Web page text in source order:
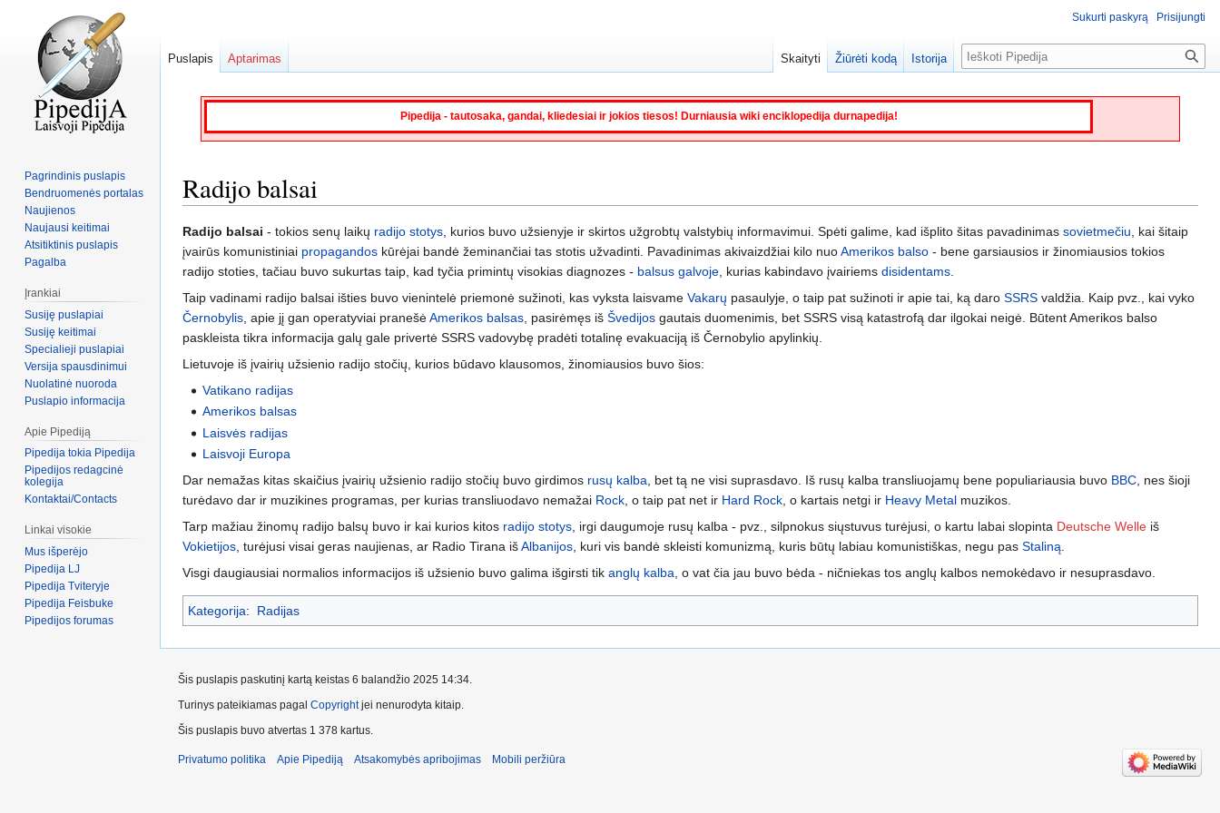
Pipedija - tautosaka, gandai, kliedesiai ir jokios tiesos! Durniausia wiki enciklopedija durnapedija!
Radijo balsai
Jump
to
navigation
Jump
to
search
Radijo balsai - tokios senų laikų radijo stotys , kurios buvo užsienyje ir skirtos užgrobtų valstybių informavimui. Spėti galime, kad išplito šitas pavadinimas sovietmečiu , kai šitaip
įvairūs komunistiniai propagandos kūrėjai bandė žeminančiai tas stotis užvadinti. Pavadinimas akivaizdžiai kilo nuoAmerikos balso - bene garsiausios ir žinomiausios tokios
radijo stoties, tačiau buvo sukurtas taip, kad tyčia primintų visokias diagnozes - balsus galvoje , kurias kabindavo įvairiems disidentams
Taip vadinami radijo balsai išties buvo vienintelė priemonė sužinoti, kas vyksta laisvame Vakarų pasaulyje, o taip pat sužinoti ir apie tai, ką daro SSRS valdžia. Kaip pvz., kai vyko
Černobylis , apie jį gan operatyviai pranešėAmerikos balsas , pasirėmęs iš Švedijos gautais duomenimis, bet SSRS visą katastrofą dar ilgokai neigė. Būtent Amerikos balso
paskleista tikra informacija galų gale privertė SSRS vadovybę pradėti totalinę evakuaciją iš Černobylio apylinkių.
Lietuvoje iš įvairių užsienio radijo stočių, kurios būdavo klausomos, žinomiausios buvo šios:
Vatikano radijas
Amerikos balsas
Laisvės radijas
Laisvoji Europa
Dar nemažas kitas skaičius įvairių užsienio radijo stočių buvo girdimos rusų kalba , bet tą ne visi suprasdavo. Iš rusų kalba transliuojamų bene populiariausia buvo BBC , nes šioji
turėdavo dar ir muzikines programas, per kurias transliuodavo nemažai Rock , o taip pat net ir Hard Rock , o kartais netgi ir Heavy Metal muzikos.
Tarp mažiau žinomų radijo balsų buvo ir kai kurios kitos radijo stotys , irgi daugumoje rusų kalba - pvz., silpnokus siųstuvus turėjusi, o kartu labai slopinta Deutsche Welle iš
Vokietijos , turėjusi visai geras naujienas, ar Radio Tirana išAlbanijos , kuri vis bandė skleisti komunizmą, kuris būtų labiau komunistiškas, negu pas Staliną
Visgi daugiausiai normalios informacijos iš užsienio buvo galima išgirsti tik anglų kalba , o vat čia jau buvo bėda - ničniekas tos anglų kalbos nemokėdavo ir nesuprasdavo.
Kategorija: Radijas
Sukurti paskyrą Prisijungti
Puslapis Aptarimas Skaityti Žiūrėti kodą Istorija Paieška
Pagrindinis puslapis
Bendruomenės portalas
Naujienos
Naujausi keitimai
Atsitiktinis puslapis
Pagalba
Įrankiai
Susiję puslapiai
Susiję keitimai
Specialieji puslapiai
Versija spausdinimui
Nuolatinė nuoroda
Puslapio informacija
Apie Pipediją
Pipedija tokia Pipedija
Pipedijos redagcinė
kolegija
Kontaktai/Contacts
Linkai visokie
Mus išperėjo
Pipedija LJ
Pipedija Tviteryje
Pipedija Feisbuke
Pipedijos forumas
Šis puslapis paskutinį kartą keistas 6 balandžio 2025 14:34.
Turinys pateikiamas pagal Copyrightjei nenurodyta kitaip.
Šis puslapis buvo atvertas 1 378 kartus.
Privatumo politika Apie Pipediją Atsakomybės apribojimas Mobili peržiūra